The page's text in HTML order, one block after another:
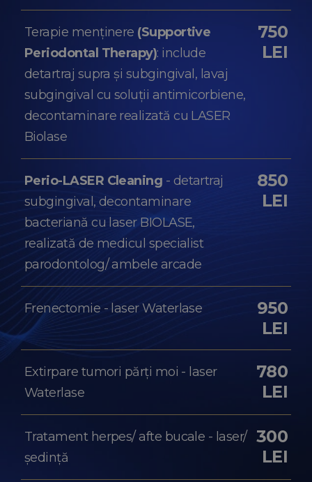
Terapie menținere (Supportive
Periodontal Therapy): include
detartraj supra și subgingival, lavaj
subgingival cu soluții antimicorbiene,
decontaminare realizată cu LASER
Biolase
750
LEI
Perio-LASER Cleaning - detartraj
subgingival, decontaminare
bacteriană cu laser BIOLASE,
realizată de medicul specialist
parodontolog/ ambele arcade
850
LEI
Frenectomie - laser Waterlase
950
LEI
Extirpare tumori părți moi - laser
Waterlase
780
LEI
Tratament herpes/ afte bucale - laser/
ședință
300
LEI